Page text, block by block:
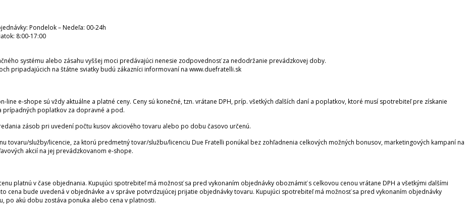
Pondelok – Nedeľa: 00-24h
8:00-17:00
systému alebo zásahu vyššej moci predávajúci nenesie zodpovednosť za nedodržanie prevádzkovej doby.
pripadajúcich na štátne sviatky budú zákazníci informovaní na www.duefratelli.sk
line e-shope sú vždy aktuálne a platné ceny. Ceny sú konečné, tzn. vrátane DPH, príp. všetkých ďalších daní a poplatkov, ktoré musí spotrebiteľ pre získanie
prípadných poplatkov za dopravné a pod.
zásob pri uvedení počtu kusov akciového tovaru alebo po dobu časovo určenú.
tovaru/služby/licencie, za ktorú predmetný tovar/službu/licenciu Due Fratelli ponúkal bez zohľadnenia celkových možných bonusov, marketingových kampaní na
akcií na jej prevádzkovanom e-shope.
platnú v čase objednania. Kupujúci spotrebiteľ má možnosť sa pred vykonaním objednávky oboznámiť s celkovou cenou vrátane DPH a všetkými ďalšími
cena bude uvedená v objednávke a v správe potvrdzujúcej prijatie objednávky tovaru. Kupujúci spotrebiteľ má možnosť sa pred vykonaním objednávky
po akú dobu zostáva ponuka alebo cena v platnosti.